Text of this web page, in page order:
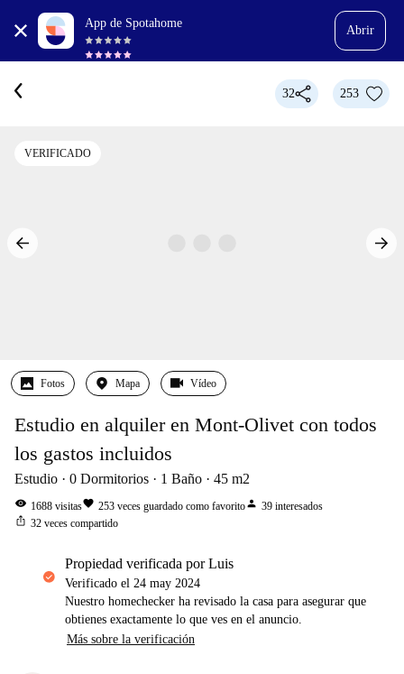
App de Spotahome
Abrir
32 253
VERIFICADO
Fotos Mapa Vídeo
Estudio en alquiler en Mont-Olivet con todos
los gastos incluidos
Estudio 0 Dormitorios 1 Baño 45 m2
visibility 1688 visitasfavorite 253 veces guardado como favoritoperson 39 interesados
ios_share 32 veces compartido
propiedad verificada por Luis
Verificado el 24 may 2024
Nuestro homechecker ha revisado la casa para asegurar que
obtienes exactamente lo que ves en el anuncio.
Más sobre la verificación